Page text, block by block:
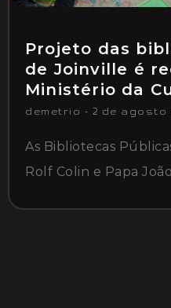
Projeto das
de Joinville é
Ministério da
demetrio 2 de agosto
As Bibliotecas
Rolf Colin e Papa João